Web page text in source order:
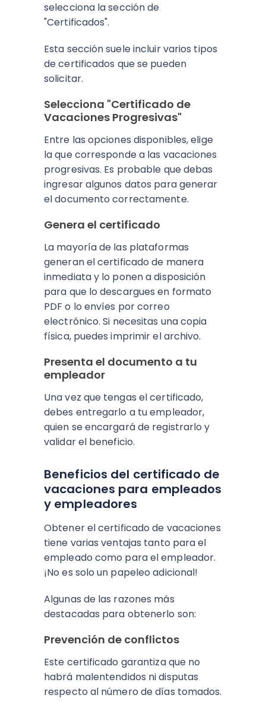
selecciona la sección de
"Certificados".
Esta sección suele incluir varios tipos
de certificados que se pueden
solicitar.
Selecciona "Certificado de
Vacaciones Progresivas"
Entre las opciones disponibles, elige
la que corresponde a las vacaciones
progresivas. Es probable que debas
ingresar algunos datos para generar
el documento correctamente.
Genera el certificado
La mayoría de las plataformas
generan el certificado de manera
inmediata y lo ponen a disposición
para que lo descargues en formato
PDF o lo envíes por correo
electrónico. Si necesitas una copia
física, puedes imprimir el archivo.
Presenta el documento a tu
empleador
Una vez que tengas el certificado,
debes entregarlo a tu empleador,
quien se encargará de registrarlo y
validar el beneficio.
Beneficios del certificado de
vacaciones para empleados
y empleadores
Obtener el certificado de vacaciones
tiene varias ventajas tanto para el
empleado como para el empleador.
¡No es solo un papeleo adicional!
Algunas de las razones más
destacadas para obtenerlo son:
Prevención de conflictos
Este certificado garantiza que no
habrá malentendidos ni disputas
respecto al número de días tomados.